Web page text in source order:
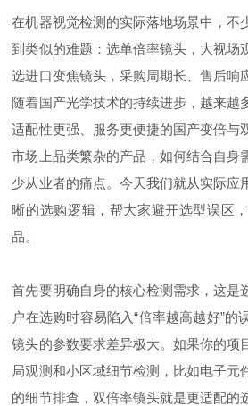
在机器视觉检测的实际落地场景中，不
到类似的难题：选单倍率镜头，大视场
选进口变焦镜头，采购周期长、售后响
随着国产光学技术的持续进步，越来越
适配性更强、服务更便捷的国产变倍与
市场上品类繁杂的产品，如何结合自身
少从业者的痛点。今天我们就从实际应
晰的选购逻辑，帮大家避开选型误区
品。
首先要明确自身的核心检测需求，这是
户在选购时容易陷入“倍率越高越好”的
镜头的参数要求差异极大。如果你的项
局观测和小区域细节检测，比如电子元
的细节排查，双倍率镜头就是更适配的